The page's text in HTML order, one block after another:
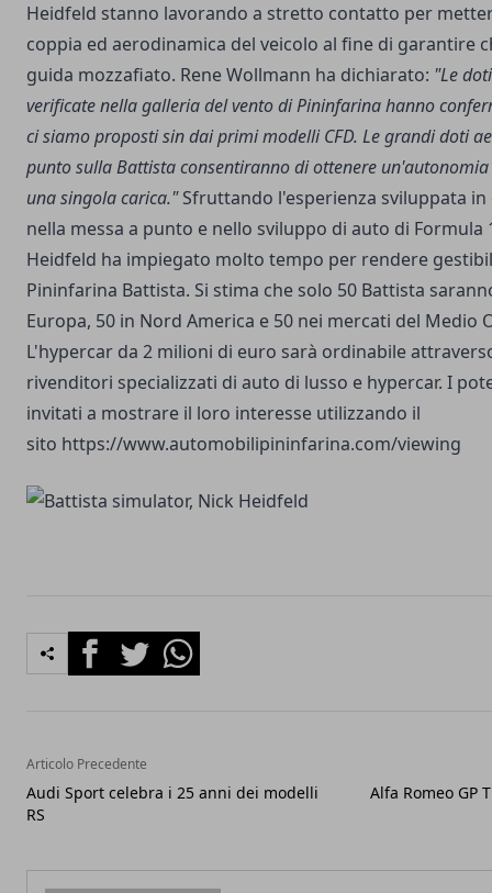
Heidfeld stanno lavorando a stretto contatto per
coppia ed aerodinamica del veicolo al fine di garantire
guida mozzafiato. Rene Wollmann ha dichiarato: "Le
verificate nella galleria del vento di Pininfarina hanno
ci siamo proposti sin dai primi modelli CFD. Le grandi doti
punto sulla Battista consentiranno di ottenere
una singola carica."Sfruttando l'esperienza sviluppata in
nella messa a punto e nello sviluppo di auto di Formula
Heidfeld ha impiegato molto tempo per rendere
Pininfarina Battista. Si stima che solo 50 Battista
Europa, 50 in Nord America e 50 nei mercati del Medio
L'hypercar da 2 milioni di euro sarà ordinabile
rivenditori specializzati di auto di lusso e hypercar. I
invitati a mostrare il loro interesse utilizzando il
sito https://www.automobilipininfarina.com/viewing
FacebookTwitterWhatsapp
Articolo Precedente
Audi Sport celebra i 25 anni dei modelli
RS
Alfa Romeo GP